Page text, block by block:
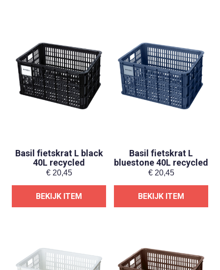
Basil fietskrat L black
40L recycled
€20,45
BEKIJK ITEM
Basil fietskrat L
bluestone 40L recycled
€20,45
BEKIJK ITEM